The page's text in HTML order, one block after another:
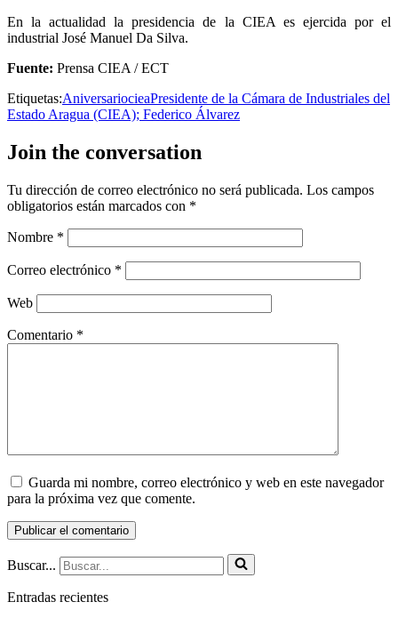
En la actualidad la presidencia de la CIEA es ejercida por el
industrial José Manuel Da Silva.
Fuente: Prensa CIEA / ECT
Etiquetas:AniversariocieaPresidente de la Cámara de Industriales del
Estado Aragua (CIEA); Federico Álvarez
Join the conversation
Tu dirección de correo electrónico no será publicada. Los campos
obligatorios están marcados con *
Nombre *
Correo electrónico *
Web
Comentario *
Guarda mi nombre, correo electrónico y web en este navegador
para la próxima vez que comente.
Buscar...
Entradas recientes